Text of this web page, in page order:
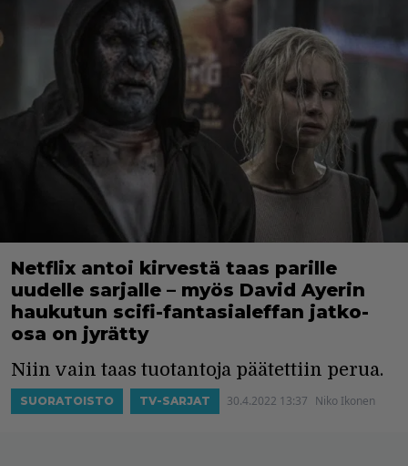
Netflix antoi kirvestä taas parille
uudelle sarjalle – myös David Ayerin
haukutun scifi-fantasialeffan jatko-
osa on jyrätty
Niin vain taas tuotantoja päätettiin perua.
SUORATOISTO TV-SARJAT 30.4.2022 13:37 Niko Ikonen